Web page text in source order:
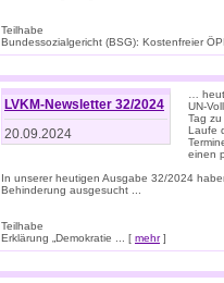
Teilhabe
Bundessozialgericht (BSG): Kostenfreier
LVKM-Newsletter 32/2024
20.09.2024
…
UN-
Tag
Laufe
einen
In unserer heutigen Ausgabe 32/2024
Behinderung ausgesucht ...
Teilhabe
Erklärung „Demokratie ... [ mehr]